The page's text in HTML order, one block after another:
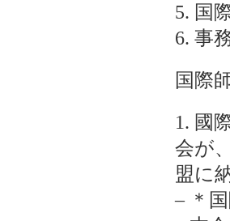
国
事
国際
國
会が
盟に
– ＊